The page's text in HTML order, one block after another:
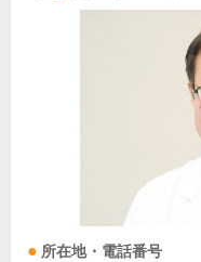
所在地・電話番号